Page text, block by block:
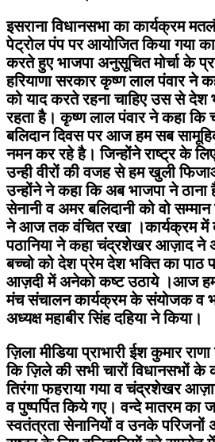
इसराना विधानसभा का कार्यक्रम
पेट्रोल पंप पर आयोजित किया गया
करते हुए भाजपा अनुसूचित मोर्चा के
हरियाणा सरकार कृष्ण लाल पंवार ने
को याद करते रहना चाहिए उस से देश
रहता है। कृष्ण लाल पंवार ने कहा
बलिदान दिवस पर आज हम सब
नमन कर रहे है। जिन्होंने राष्ट्र के
उन्ही वीरों की वजह से हम खुली
उन्होंने ने कहा कि अब भाजपा ने ठाना
सेनानी व अमर बलिदानी को वो
ने आज तक वंचित रखा ।कार्यक्रम में
पठानिया ने कहा चंद्रशेखर आज़ाद ने
बच्चो को देश प्रेम देश भक्ति का पाठ
आज़दी में अनेको कष्ट उठाये ।आज
मंच संचालन कार्यक्रम के संयोजक व
अध्यक्ष महाबीर सिंह दहिया ने किया।
ज़िला मीडिया प्राभारी ईश कुमार
कि ज़िले की सभी चारों विधानसभों के
तिरंगा फहराया गया व चंद्रशेखर
व पुष्पर्पित किये गए। वन्दे मातरम का
स्वतंत्रता सेनानियों व उनके परिजनों